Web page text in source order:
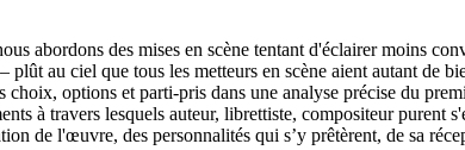
abordons des mises en scène tentant d'éclairer moins
au ciel que tous les metteurs en scène aient autant de
options et parti-pris dans une analyse précise du
à travers lesquels auteur, librettiste, compositeur
de l'œuvre, des personnalités qui s’y prêtèrent, de sa